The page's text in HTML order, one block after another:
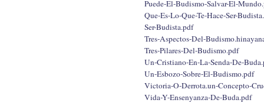
Puede-El-Budismo-Salvar-El-
Que-Es-Lo-Que-Te-Hace-Ser-
Ser-Budista.pdf
Tres-Aspectos-Del-
Tres-Pilares-Del-Budismo.pdf
Un-Cristiano-En-La-Senda-De-
Un-Esbozo-Sobre-El-Budismo.pdf
Victoria-O-Derrota.un-Concepto-
Vida-Y-Ensenyanza-De-Buda.pdf